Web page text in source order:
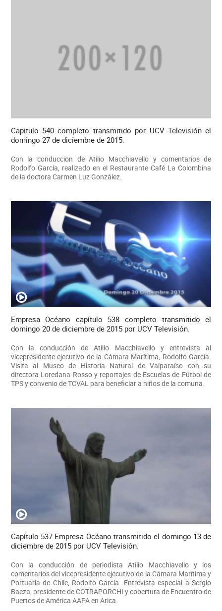
Capitulo 540 completo transmitido por UCV Televisión el
domingo 27 de diciembre de 2015.
Con la conduccion de Atilio Macchiavello y comentarios de
Rodolfo García, realizado en el Restaurante Café La Colombina
de la doctora Carmen Luz González.
Empresa Océano capítulo 538 completo transmitido el
domingo 20 de diciembre de 2015 por UCV Televisión.
Con la conducción de Atilio Macchiavello y entrevista al
vicepresidente ejecutivo de la Cámara Marítima, Rodolfo García.
Visita al Museo de Historia Natural de Valparaíso con su
directora Loredana Rosso y reportajes de Escuelas de Fútbol de
TPS y convenio de TCVAL para beneficiar a niños de la comuna.
Capítulo 537 Empresa Océano transmitido el domingo 13 de
diciembre de 2015 por UCV Televisión.
Con la conducción de periodista Atilio Macchiavello y los
comentarios del vicepresidente ejecutivo de la Cámara Marítima y
Portuaria de Chile, Rodolfo García. Entrevista especial a Sergio
Baeza, presidente de COTRAPORCHI y cobertura de Encuentro de
Puertos de América AAPA en Arica.